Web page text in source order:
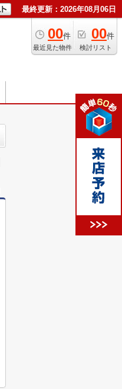
最終更新：2026年08月06日
00件
最近見た物件
00件
検討リスト